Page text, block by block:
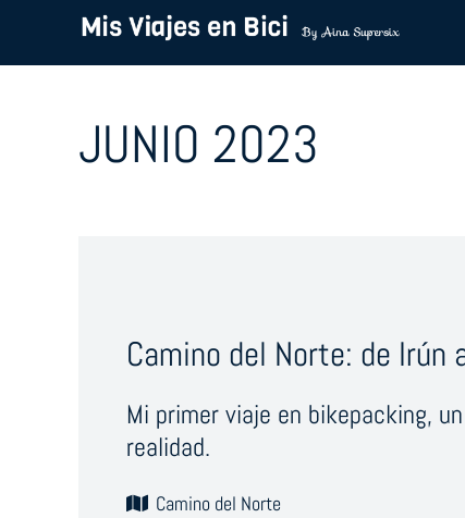
JUNIO 2023
Camino del Norte: de Irún
Mi primer viaje en bikepacking,
realidad.
Camino del Norte